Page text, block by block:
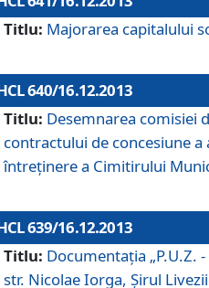
Titlu: Majorarea capitalului
640/16.12.2013
Titlu: Desemnarea comisiei
contractului de concesiune
întreţinere a Cimitirului
639/16.12.2013
Titlu: Documentaţia „P.U.Z.
str. Nicolae Iorga, Şirul